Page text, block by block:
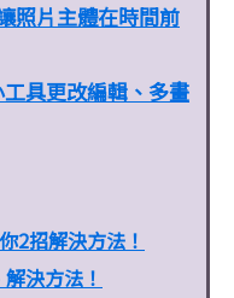
照片主體在時間前
工具更改編輯、多畫
2招解決方法！
決方法！